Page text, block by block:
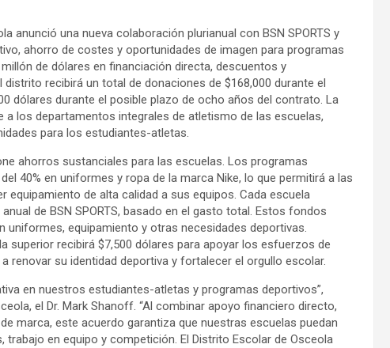
anunció una nueva colaboración plurianual con BSN SPORTS y
ahorro de costes y oportunidades de imagen para programas
de dólares en financiación directa, descuentos y
recibirá un total de donaciones de $168,000 durante el
dólares durante el posible plazo de ocho años del contrato. La
los departamentos integrales de atletismo de las escuelas,
para los estudiantes-atletas.
ahorros sustanciales para las escuelas. Los programas
40% en uniformes y ropa de la marca Nike, lo que permitirá a las
de alta calidad a sus equipos. Cada escuela
de BSN SPORTS, basado en el gasto total. Estos fondos
equipamiento y otras necesidades deportivas.
superior recibirá $7,500 dólares para apoyar los esfuerzos de
renovar su identidad deportiva y fortalecer el orgullo escolar.
en nuestros estudiantes-atletas y programas deportivos”,
el Dr. Mark Shanoff. “Al combinar apoyo financiero directo,
marca, este acuerdo garantiza que nuestras escuelas puedan
en equipo y competición. El Distrito Escolar de Osceola